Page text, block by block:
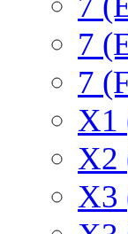
7
7
X1
Х2
X3